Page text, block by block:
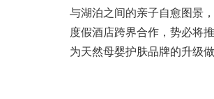
与湖泊之间的亲子自愈图景
度假酒店跨界合作，势必将
为天然母婴护肤品牌的升级